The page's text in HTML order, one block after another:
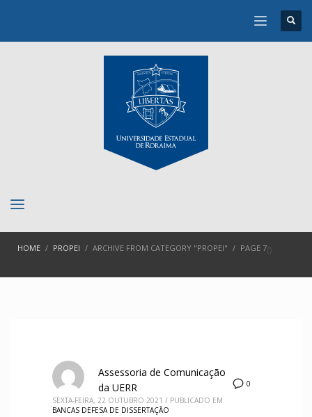
HOME PROPEI ARCHIVE FROM CATEGORY "PROPEI" (
PAGE 7 )
0
Assessoria de Comunicação
da UERR
SEXTA-FEIRA, 22 OUTUBRO 2021 / PUBLICADO EM
BANCAS DEFESA DE DISSERTAÇÃO